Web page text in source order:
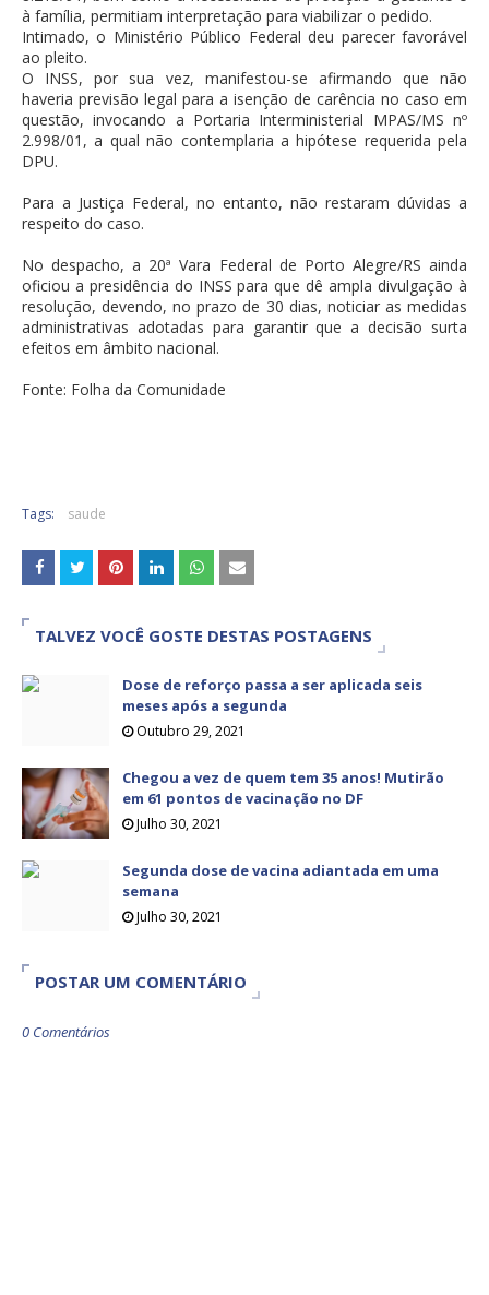
à família, permitiam interpretação para viabilizar o pedido.
Intimado, o Ministério Público Federal deu parecer favorável
ao pleito.
O INSS, por sua vez, manifestou-se afirmando que não
haveria previsão legal para a isenção de carência no caso em
questão, invocando a Portaria Interministerial MPAS/MS nº
2.998/01, a qual não contemplaria a hipótese requerida pela
DPU.
Para a Justiça Federal, no entanto, não restaram dúvidas a
respeito do caso.
No despacho, a 20ª Vara Federal de Porto Alegre/RS ainda
oficiou a presidência do INSS para que dê ampla divulgação à
resolução, devendo, no prazo de 30 dias, noticiar as medidas
administrativas adotadas para garantir que a decisão surta
efeitos em âmbito nacional.
Fonte: Folha da Comunidade
Tags: saude
TALVEZ VOCÊ GOSTE DESTAS POSTAGENS
Dose de reforço passa a ser aplicada seis
meses após a segunda
Outubro 29, 2021
Chegou a vez de quem tem 35 anos! Mutirão
em 61 pontos de vacinação no DF
Julho 30, 2021
Segunda dose de vacina adiantada em uma
semana
Julho 30, 2021
POSTAR UM COMENTÁRIO
0 Comentários